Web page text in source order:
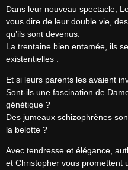
Dans leur nouveau spectacle,
vous dire de leur double vie,
qu’ils sont devenus.
La trentaine bien entamée, ils
existentielles :
Et si leurs parents les avaient
Sont-ils une fascination de
génétique ?
Des jumeaux schizophrènes
la belotte ?
Avec tendresse et élégance,
et Christopher vous promettent